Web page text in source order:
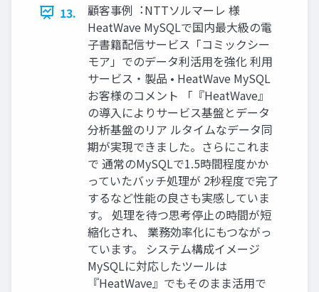
13.
顧客事例︓NTTソルマーレ 様
HeatWave MySQLで国内最⼤級の電
⼦書籍配信サービス「コミックシー
モア」でのデータ利活⽤を強化 利⽤
サービス・製品 • HeatWave MySQL
お客様のコメント 「『HeatWave』
の導⼊によりサービス基盤とデータ
分析基盤のリア ルタイムなデータ同
期が実現できました。さらにこれま
で 通常のMySQLで1.5時間程度かか
っていたバッチ処理が 2秒程度で完了
するなど性能の良さも実感していま
す。 処理を待つ思考停⽌の時間が短
縮化され、 業務効率化にもつながっ
ています。 システム構成イメージ
MySQLに対応したツールは
『HeatWave』でもそのまま活⽤で